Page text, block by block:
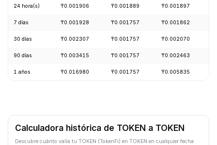
24 hora(s) ₸0.001906 ₸0.001889 ₸0.001897
7 días ₸0.001928 ₸0.001757 ₸0.001862
30 días ₸0.002307 ₸0.001757 ₸0.002070
90 días ₸0.003415 ₸0.001757 ₸0.002463
1 años ₸0.016980 ₸0.001757 ₸0.005835
Calculadora histórica de TOKEN a TOKEN
Descubre cuánto valía tu TOKEN (TokenFi) en TOKEN en cualquier fecha